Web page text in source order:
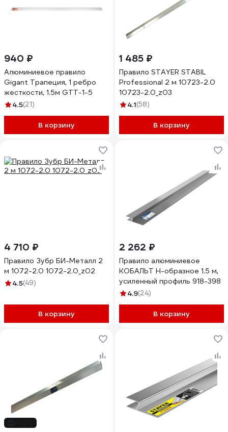
940 ₽
Алюминиевое правило
Gigant Трапеция, 1 ребро
жесткости, 1.5м GTT-1-5
4.5(21)
В корзину
1 485 ₽
Правило STAYER STABIL
Professional 2 м 10723-2.0
10723-2.0_z03
4.1(58)
В корзину
4 710 ₽
Правило Зубр БИ-Металл 2
м 1072-2.0 1072-2.0_z02
4.5(49)
В корзину
2 262 ₽
Правило алюминиевое
КОБАЛЬТ Н-образное 1.5 м,
усиленный профиль 918-398
4.9(24)
В корзину